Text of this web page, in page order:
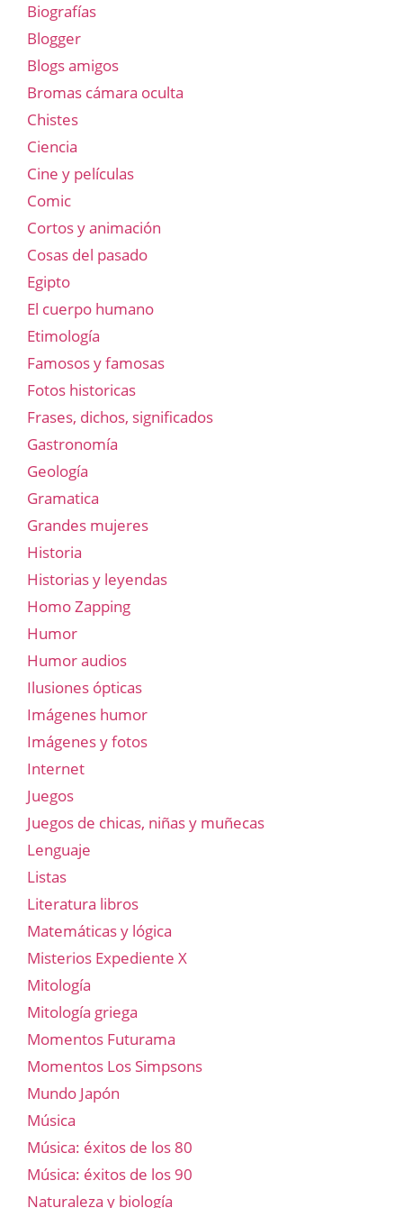
Biografías
Blogger
Blogs amigos
Bromas cámara oculta
Chistes
Ciencia
Cine y películas
Comic
Cortos y animación
Cosas del pasado
Egipto
El cuerpo humano
Etimología
Famosos y famosas
Fotos historicas
Frases, dichos, significados
Gastronomía
Geología
Gramatica
Grandes mujeres
Historia
Historias y leyendas
Homo Zapping
Humor
Humor audios
Ilusiones ópticas
Imágenes humor
Imágenes y fotos
Internet
Juegos
Juegos de chicas, niñas y muñecas
Lenguaje
Listas
Literatura libros
Matemáticas y lógica
Misterios Expediente X
Mitología
Mitología griega
Momentos Futurama
Momentos Los Simpsons
Mundo Japón
Música
Música: éxitos de los 80
Música: éxitos de los 90
Naturaleza y biología